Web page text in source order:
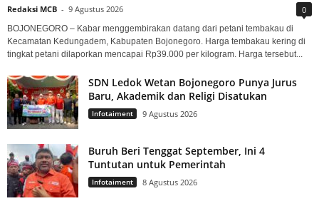
Redaksi MCB - 9 Agustus 2026 0
BOJONEGORO – Kabar menggembirakan datang dari petani tembakau di
Kecamatan Kedungadem, Kabupaten Bojonegoro. Harga tembakau kering di
tingkat petani dilaporkan mencapai Rp39.000 per kilogram. Harga tersebut...
SDN Ledok Wetan Bojonegoro Punya Jurus
Baru, Akademik dan Religi Disatukan
Infotaiment 9 Agustus 2026
Buruh Beri Tenggat September, Ini 4
Tuntutan untuk Pemerintah
Infotaiment 8 Agustus 2026